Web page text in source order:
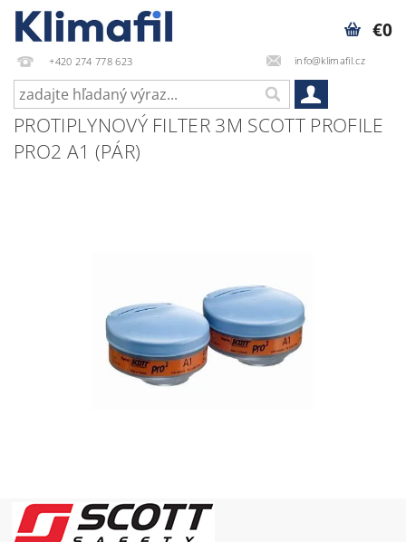
+420 274 778 623 info@klimafil.cz
€0
PROTIPLYNOVÝ FILTER 3M SCOTT PROFILE
PRO2 A1 (PÁR)